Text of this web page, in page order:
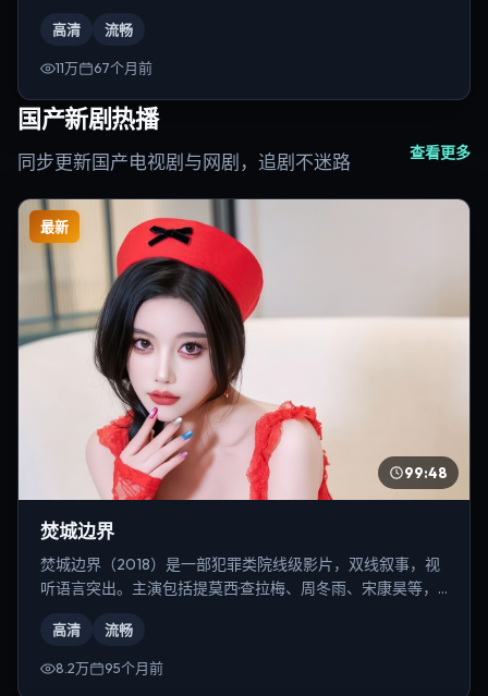
高清 流畅
11万 67个月前
国产新剧热播
同步更新国产电视剧与网剧，追剧不迷路 查看更多
最新
99:48
焚城边界
焚城边界（2018）是一部犯罪类院线级影片，双线叙事，视
听语言突出。主演包括提莫西·查拉梅、周冬雨、宋康昊等，
高清 流畅
8.2万 95个月前